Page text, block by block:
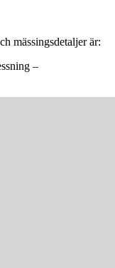
mässingsdetaljer är:
–